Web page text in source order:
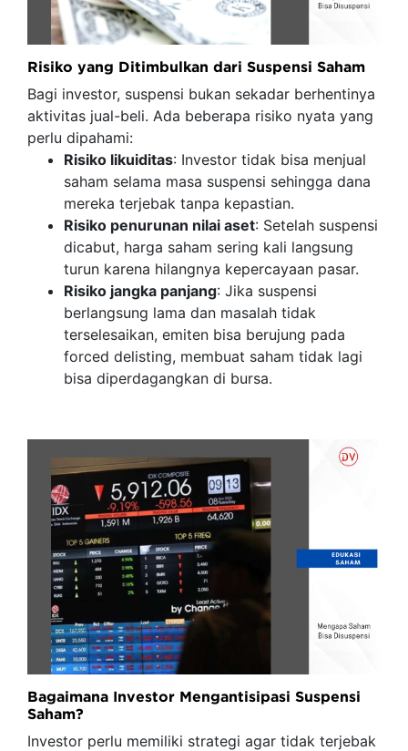
Risiko yang Ditimbulkan dari Suspensi Saham
Bagi investor, suspensi bukan sekadar berhentinya
aktivitas jual-beli. Ada beberapa risiko nyata yang
perlu dipahami:
Risiko likuiditas: Investor tidak bisa menjual
saham selama masa suspensi sehingga dana
mereka terjebak tanpa kepastian.
Risiko penurunan nilai aset: Setelah suspensi
dicabut, harga saham sering kali langsung
turun karena hilangnya kepercayaan pasar.
Risiko jangka panjang: Jika suspensi
berlangsung lama dan masalah tidak
terselesaikan, emiten bisa berujung pada
forced delisting, membuat saham tidak lagi
bisa diperdagangkan di bursa.
Bagaimana Investor Mengantisipasi Suspensi
Saham?
Investor perlu memiliki strategi agar tidak terjebak